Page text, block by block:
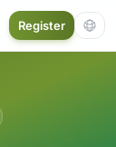
Register